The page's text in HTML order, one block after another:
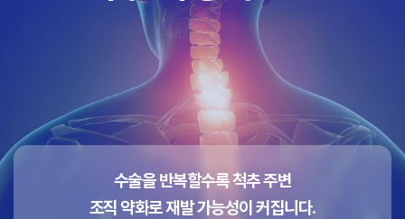
수술을 반복할수록 척추 주변
조직 약화로 재발 가능성이 커집니다.